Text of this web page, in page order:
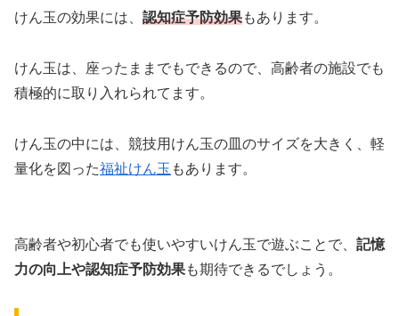
けん玉の効果には、 認知症予防効果もあります。
けん玉は、座ったままでもできるので、高齢者の施設でも
積極的に取り入れられてます。
けん玉の中には、競技用けん玉の皿のサイズを大きく、軽
量化を図った福祉けん玉 もあります。
高齢者や初心者でも使いやすいけん玉で遊ぶことで、 記憶
力の向上や認知症予防効果も期待できるでしょう。